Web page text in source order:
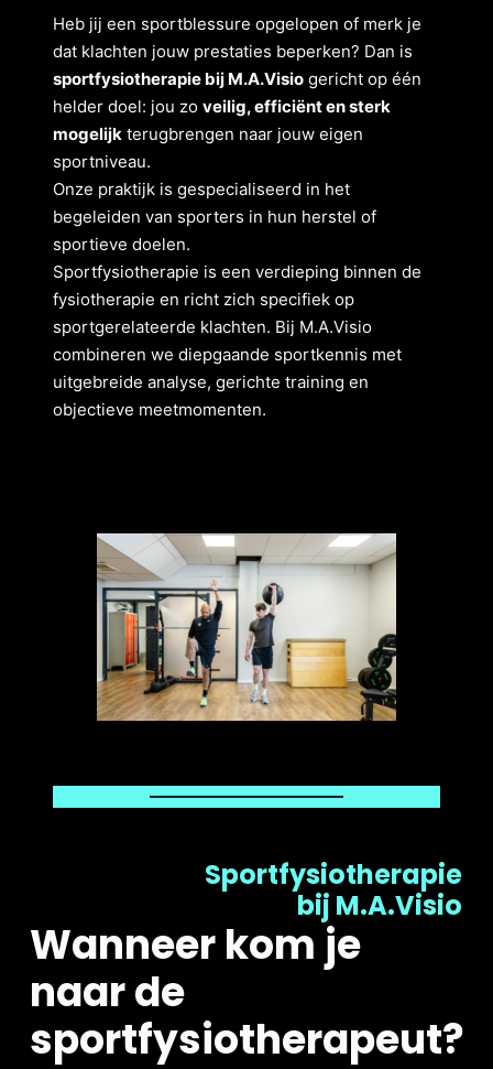
Heb jij een sportblessure opgelopen of merk je
dat klachten jouw prestaties beperken? Dan is
sportfysiotherapie bij M.A.Visio gericht op één
helder doel: jou zo veilig, efficiënt en sterk
mogelijk terugbrengen naar jouw eigen
sportniveau.
Onze praktijk is gespecialiseerd in het
begeleiden van sporters in hun herstel of
sportieve doelen.
Sportfysiotherapie is een verdieping binnen de
fysiotherapie en richt zich specifiek op
sportgerelateerde klachten. Bij M.A.Visio
combineren we diepgaande sportkennis met
uitgebreide analyse, gerichte training en
objectieve meetmomenten.
Sportfysiotherapie
bij M.A.Visio
Wanneer kom je
naar de
sportfysiotherapeut?